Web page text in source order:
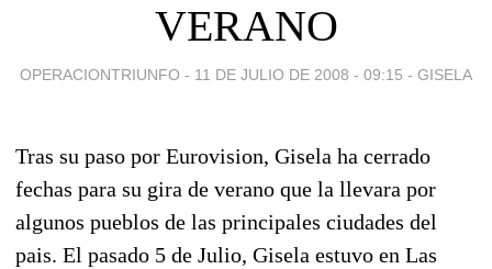
VERANO
OPERACIONTRIUNFO - 11 DE JULIO DE 2008 - 09:15 - GISELA
Tras su paso por Eurovision, Gisela ha cerrado
fechas para su gira de verano que la llevara por
algunos pueblos de las principales ciudades del
pais. El pasado 5 de Julio, Gisela estuvo en Las